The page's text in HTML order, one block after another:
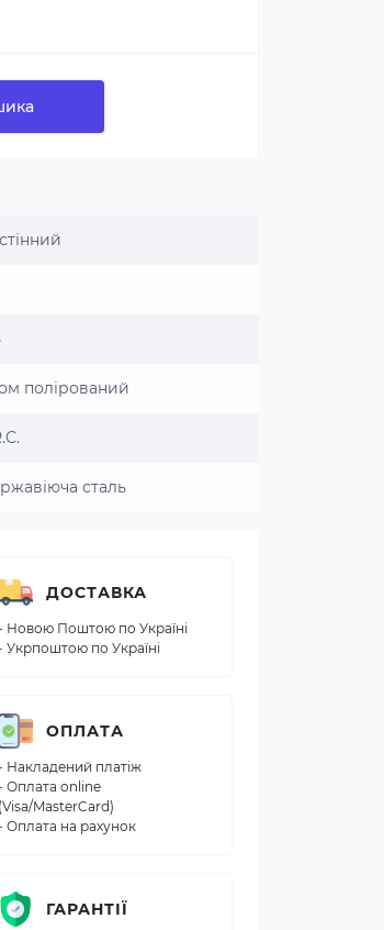
полірований
сталь
ДОСТАВКА
Новою Поштою по Україні
Укрпоштою по Україні
ОПЛАТА
Накладений платіж
Оплата online
(Visa/MasterCard)
Оплата на рахунок
ГАРАНТІЇ